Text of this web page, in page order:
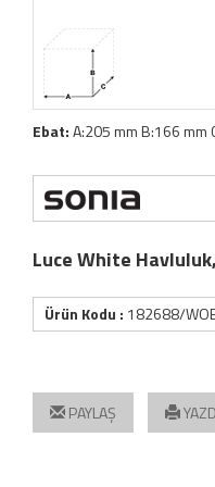
Ebat:A:205 mm B:166 mm
Luce White
Ürün Kodu : 182688/
PAYLAŞ